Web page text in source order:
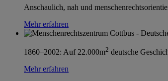
Anschaulich, nah und
Mehr erfahren
1860–2002: Auf 22.000m2 deutsche
Mehr erfahren